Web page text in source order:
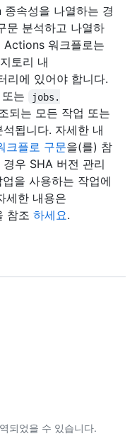
속성을 나열하는 경
문 분석하고 나열하
워크플로는
토리 내
리에 있어야 합니다.
또는
jobs.
되는 모든 작업 또는
됩니다. 자세한 내
크플로 구문을(를) 참
우 SHA 버전 관리
을 사용하는 작업에
세한 내용은
참조 하세요.
되었을 수 있습니다.